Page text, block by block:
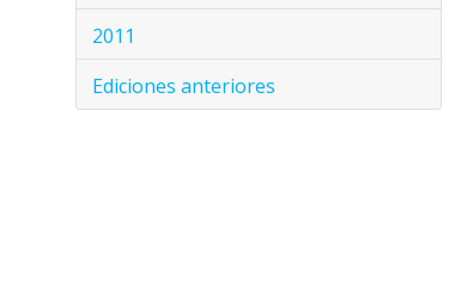
2011
Ediciones anteriores